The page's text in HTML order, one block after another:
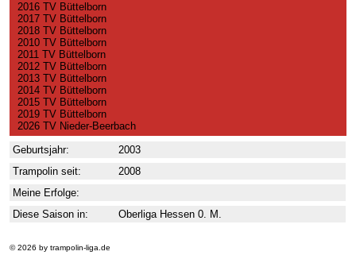
2016 TV Büttelborn
2017 TV Büttelborn
2018 TV Büttelborn
2010 TV Büttelborn
2011 TV Büttelborn
2012 TV Büttelborn
2013 TV Büttelborn
2014 TV Büttelborn
2015 TV Büttelborn
2019 TV Büttelborn
2026 TV Nieder-Beerbach
Geburtsjahr:
2003
Trampolin seit:
2008
Meine Erfolge:
Diese Saison in:
Oberliga Hessen 0. M.
© 2026 by trampolin-liga.de